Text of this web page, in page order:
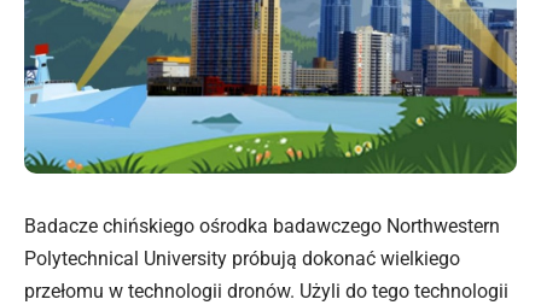
Badacze chińskiego ośrodka badawczego Northwestern
Polytechnical University próbują dokonać wielkiego
przełomu w technologii dronów. Użyli do tego technologii